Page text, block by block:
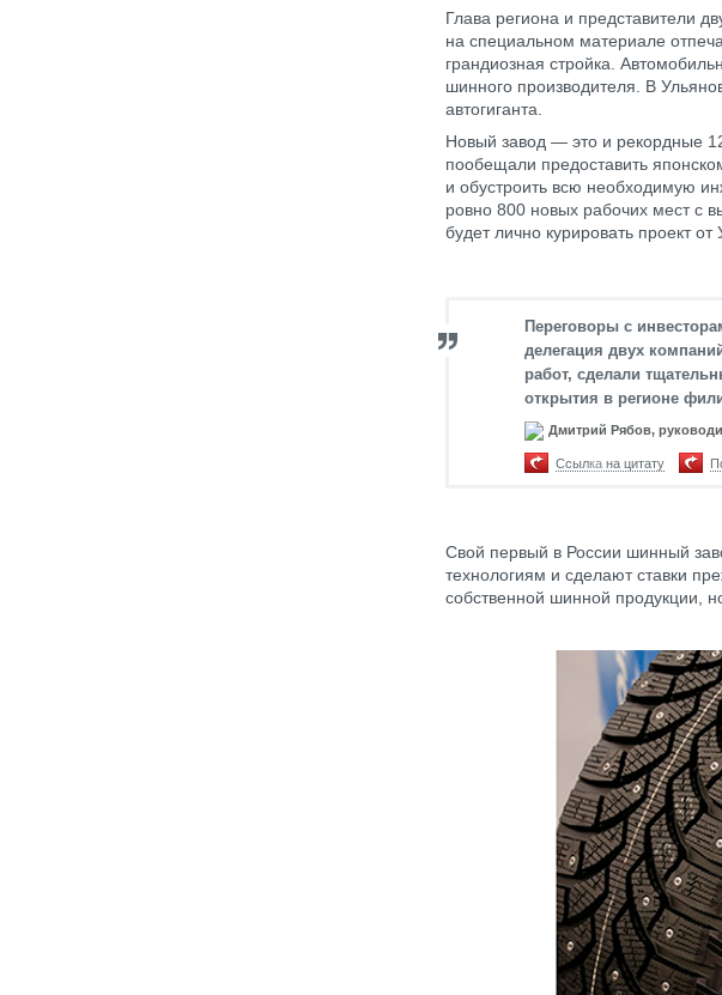
Глава региона и представители
на специальном материале
грандиозная стройка.
шинного производителя. В
автогиганта.
Новый завод — это и рекордные
пообещали предоставить
и обустроить всю необходимую
ровно 800 новых рабочих мест с
будет лично курировать проект от
Переговоры с
делегация двух
работ, сделали
открытия в регионе
Дмитрий Рябов,
Ссылка на цитату
Свой первый в России шинный
технологиям и сделают ставки
собственной шинной продукции,